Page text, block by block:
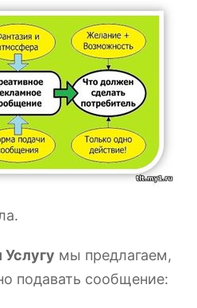
Услугу мы предлагаем,
подавать сообщение: